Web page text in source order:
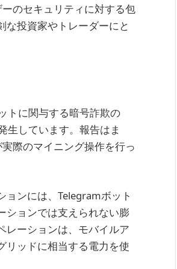
のセキュリティに対する包
な投資家やトレーダーにと
トに関与する暗号詐欺の
生しています。報告はま
際のマイニング操作を行っ
ョンには、Telegramボット
ションでは支えられない膨
レーションは、モバイルア
リッドに相当する電力を使